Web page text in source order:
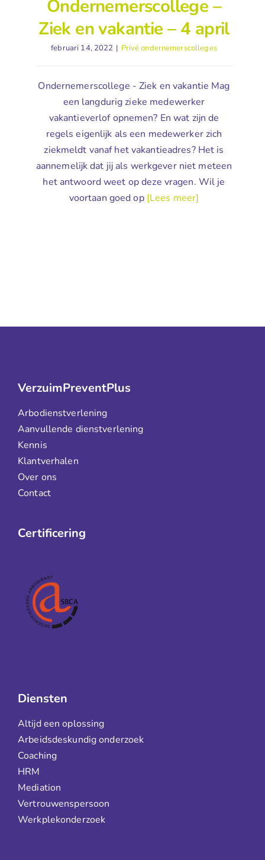
Ondernemerscollege –
Ziek en vakantie – 4 april
februari 14, 2022 | Privé ondernemerscolleges
Ondernemerscollege - Ziek en vakantie Mag
een langdurig zieke medewerker
vakantieverlof opnemen? En wat zijn de
regels eigenlijk als een medewerker zich
ziekmeldt vanaf het vakantieadres? Het is
aannemelijk dat jij als werkgever niet meteen
het antwoord weet op deze vragen. Wil je
voortaan goed op[Lees meer]
VerzuimPreventPlus
Arbodienstverlening
Aanvullende dienstverlening
Kennis
Klantverhalen
Over ons
Contact
Certificering
Diensten
Altijd een oplossing
Arbeidsdeskundig onderzoek
Coaching
HRM
Mediation
Vertrouwenspersoon
Werkplekonderzoek